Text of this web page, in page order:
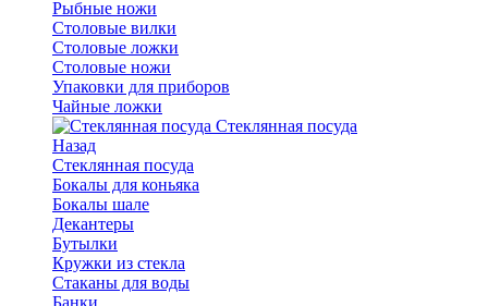
Рыбные ножи
Столовые вилки
Столовые ложки
Столовые ножи
Упаковки для приборов
Чайные ложки
Стеклянная посуда
Назад
Стеклянная посуда
Бокалы для коньяка
Бокалы шале
Декантеры
Бутылки
Кружки из стекла
Стаканы для воды
Банки